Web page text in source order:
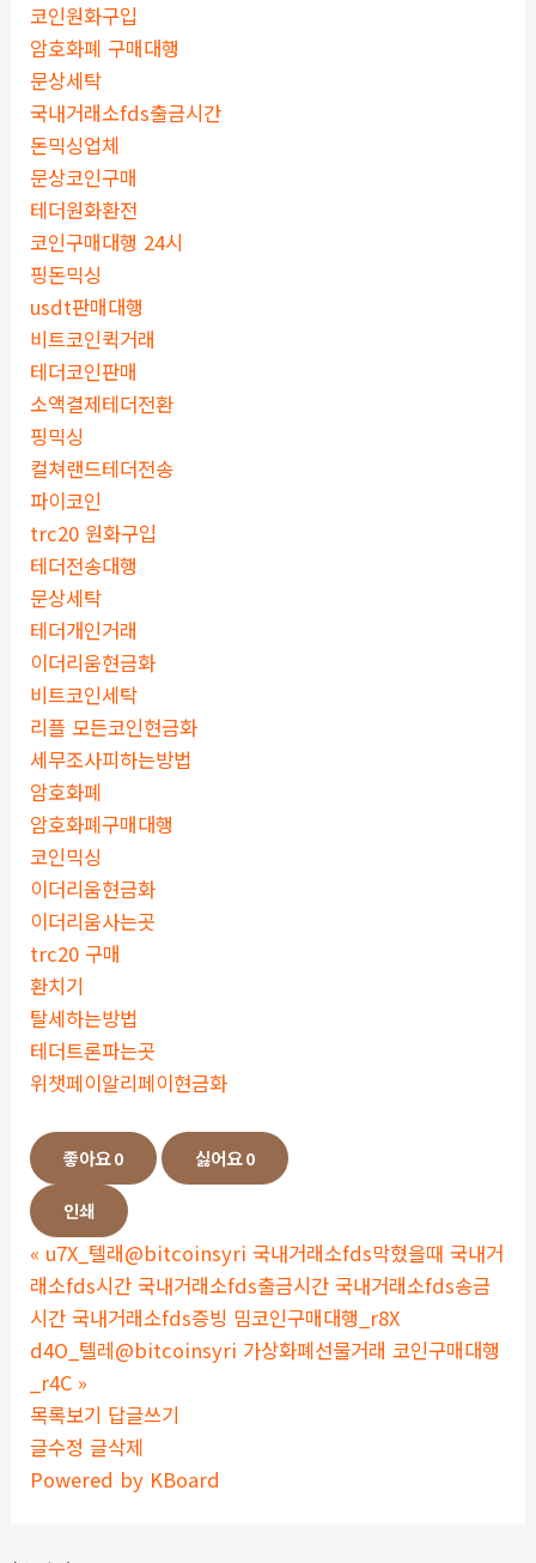
코인원화구입
암호화폐 구매대행
문상세탁
국내거래소fds출금시간
돈믹싱업체
문상코인구매
테더원화환전
코인구매대행 24시
핑돈믹싱
usdt판매대행
비트코인퀵거래
테더코인판매
소액결제테더전환
핑믹싱
컬쳐랜드테더전송
파이코인
trc20 원화구입
테더전송대행
문상세탁
테더개인거래
이더리움현금화
비트코인세탁
리플 모든코인현금화
세무조사피하는방법
암호화폐
암호화폐구매대행
코인믹싱
이더리움현금화
이더리움사는곳
trc20 구매
환치기
탈세하는방법
테더트론파는곳
위챗페이알리페이현금화
좋아요0 싫어요0
인쇄
« u7X_텔래@bitcoinsyri 국내거래소fds막혔을때 국내거
래소fds시간 국내거래소fds출금시간 국내거래소fds송금
시간 국내거래소fds증빙 밈코인구매대행_r8X
d4O_텔레@bitcoinsyri 가상화폐선물거래 코인구매대행
_r4C »
목록보기 답글쓰기
글수정 글삭제
Powered by KBoard